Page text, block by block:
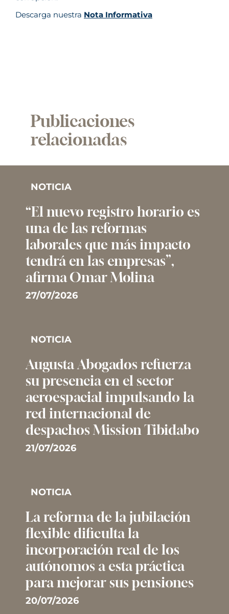
Descarga nuestra Nota Informativa
Publicaciones
relacionadas
NOTICIA
“El nuevo registro horario es
una de las reformas
laborales que más impacto
tendrá en las empresas”,
afirma Omar Molina
27/07/2026
NOTICIA
Augusta Abogados refuerza
su presencia en el sector
aeroespacial impulsando la
red internacional de
despachos Mission Tibidabo
21/07/2026
NOTICIA
La reforma de la jubilación
flexible dificulta la
incorporación real de los
autónomos a esta práctica
para mejorar sus pensiones
20/07/2026